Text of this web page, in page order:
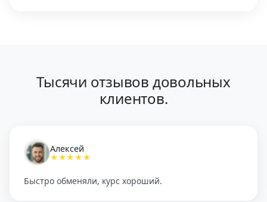
Тысячи отзывов довольных
клиентов.
Алексей
★★★★★
Быстро обменяли, курс хороший.